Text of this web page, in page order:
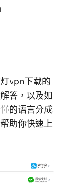
vpn下载的
答，以及如
的语言分成
助你快速上